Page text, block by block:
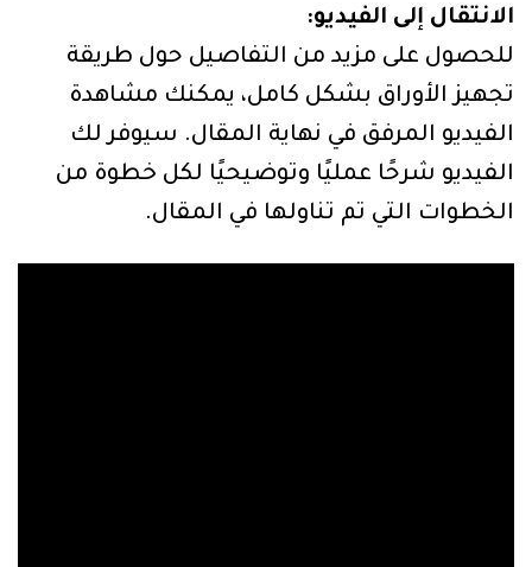
الانتقال إلى الفيديو:
للحصول على مزيد من التفاصيل حول طريقة
تجهيز الأوراق بشكل كامل، يمكنك مشاهدة
الفيديو المرفق في نهاية المقال. سيوفر لك
الفيديو شرحًا عمليًا وتوضيحيًا لكل خطوة من
الخطوات التي تم تناولها في المقال.